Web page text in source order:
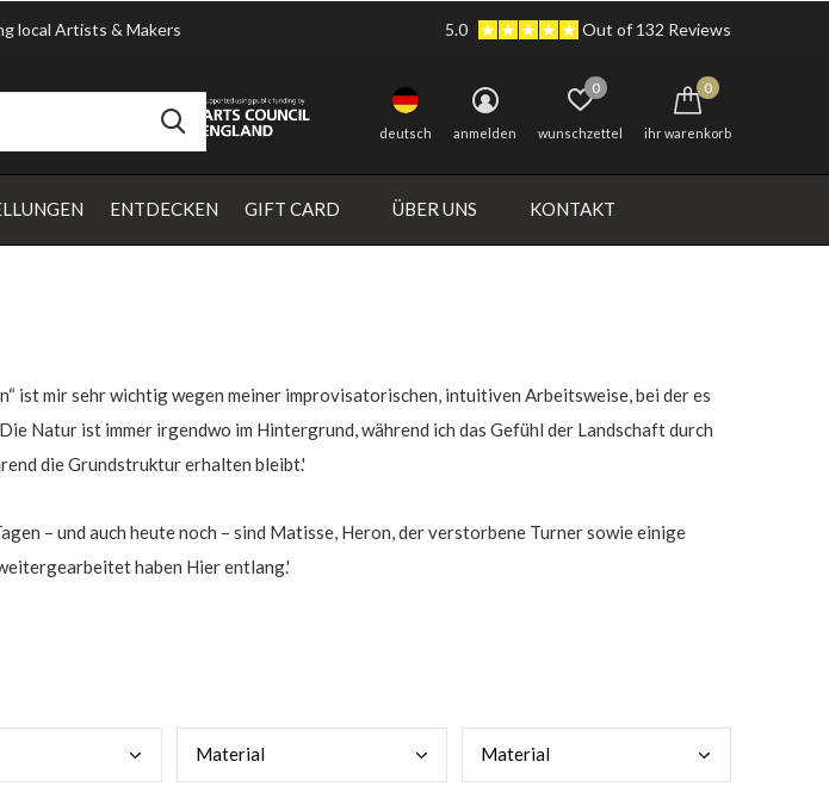
ENTDECKEN GIFT CARD ÜBER UNS KONTAKT
deutsch anmelden wunschzettel
0
ihr warenkorb
0
local Artists & Makers 5.0 Out of 132 Reviews
ist mir sehr wichtig wegen meiner improvisatorischen, intuitiven Arbeitsweise, bei der es
Natur ist immer irgendwo im Hintergrund, während ich das Gefühl der Landschaft durch
die Grundstruktur erhalten bleibt.'
– und auch heute noch – sind Matisse, Heron, der verstorbene Turner sowie einige
haben Hier entlang.'
Material Material